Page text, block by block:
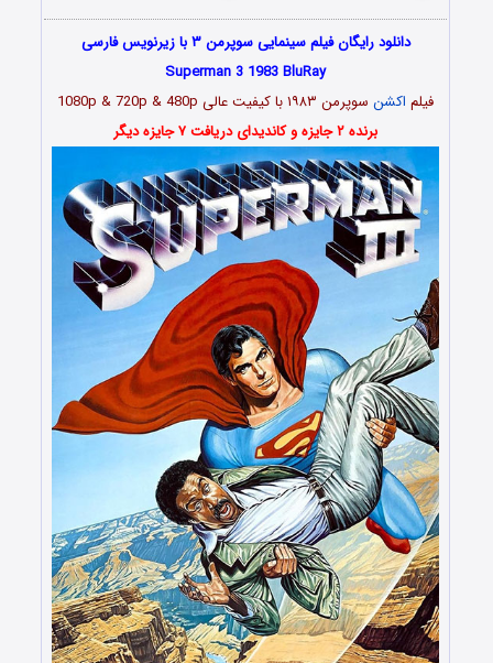
دانلود رایگان فیلم سینمایی سوپرمن ۳ با زیرنویس فارسی
Superman 3 1983 BluRay
فیلم اکشن سوپرمن ۱۹۸۳ با کیفیت عالی 1080p & 720p & 480p
برنده ۲ جایزه و کاندیدای دریافت ۷ جایزه دیگر